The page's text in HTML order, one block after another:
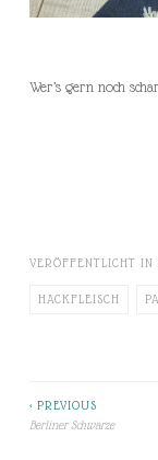
Wer’s gern noch
VERÖFFENTLICHT IN
HACKFLEISCH
< PREVIOUS
Berliner Schwarze